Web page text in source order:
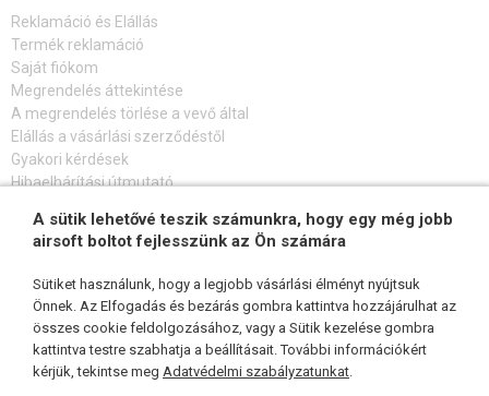
Reklamáció és Elállás
Termék reklamáció
Saját fiókom
Megrendelés áttekintése
A megrendelés törlése a vevő által
Elállás a vásárlási szerződéstől
Gyakori kérdések
Hibaelhárítási útmutató
FELIRATKOZÁS HÍRLEVÉLRE
KÖVESSEN MINKET
A sütik lehetővé teszik számunkra, hogy egy még jobb
airsoft boltot fejlesszünk az Ön számára
Sütiket használunk, hogy a legjobb vásárlási élményt nyújtsuk
Önnek. Az Elfogadás és bezárás gombra kattintva hozzájárulhat az
összes cookie feldolgozásához, vagy a Sütik kezelése gombra
kattintva testre szabhatja a beállításait. További információkért
kérjük, tekintse meg Adatvédelmi szabályzatunkat.